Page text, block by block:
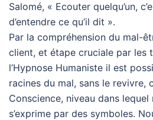
Salomé, « Ecouter quelqu’un,
d’entendre ce qu’il dit ».
Par la compréhension du mal-
client, et étape cruciale par les
l’Hypnose Humaniste il est
racines du mal, sans le revivre,
Conscience, niveau dans
s’exprime par des symboles.